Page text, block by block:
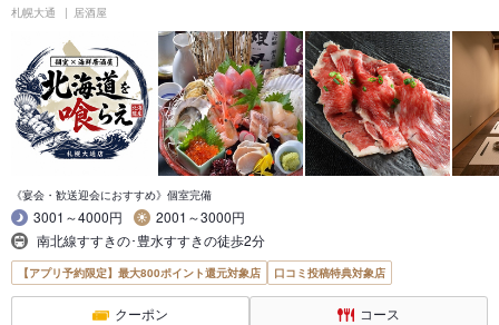
札幌大通 居酒屋
《宴会・歓送迎会におすすめ》個室完備
3001～4000円
2001～3000円
南北線すすきの･豊水すすきの徒歩2分
【アプリ予約限定】最大800ポイント還元対象店 口コミ投稿特典対象店
クーポン コース